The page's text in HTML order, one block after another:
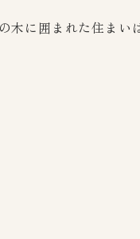
木に囲まれた住ま